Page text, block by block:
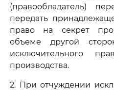
(правообладатель)
передать
право на секрет
объеме другой
исключительного
производства.
2. При отчуждении